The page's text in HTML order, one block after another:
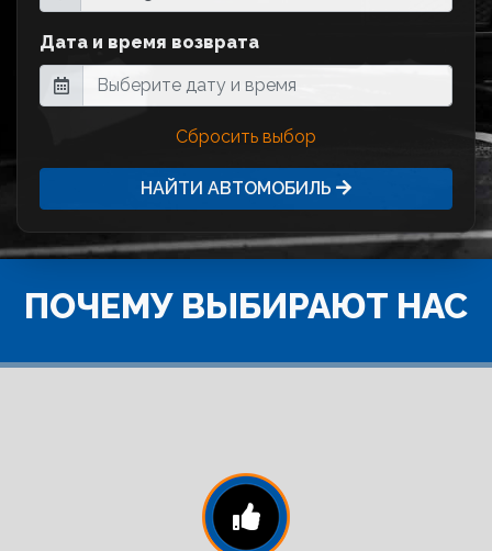
Дата и время возврата
Сбросить выбор
НАЙТИ АВТОМОБИЛЬ
ПОЧЕМУ ВЫБИРАЮТ НАС